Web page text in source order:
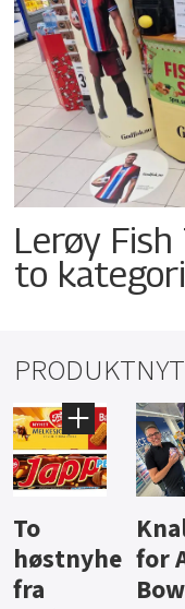
Lerøy Fish
to
Knalltall
for Açai
Bowl
bli